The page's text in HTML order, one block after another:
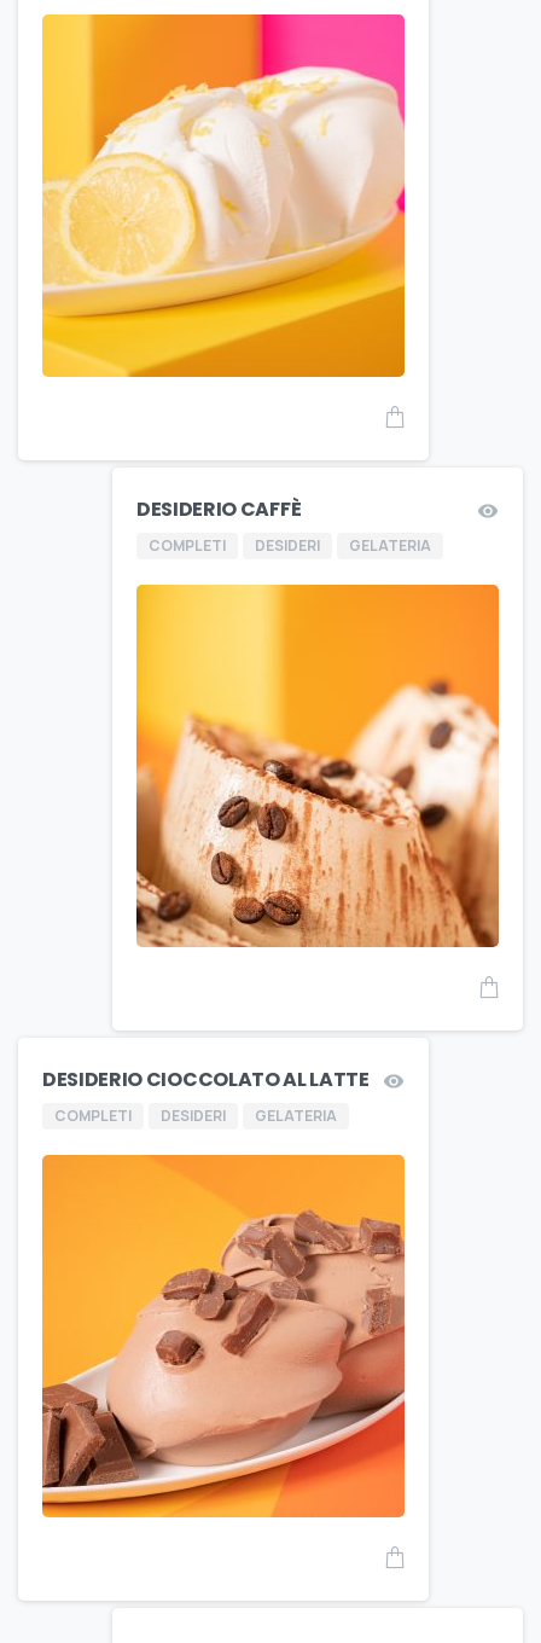
DESIDERIO CAFFÈ
COMPLETI DESIDERI GELATERIA
DESIDERIO CIOCCOLATO AL LATTE
COMPLETI DESIDERI GELATERIA